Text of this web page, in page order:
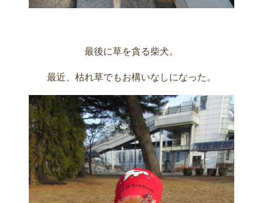
最後に草を貪る柴犬。
最近、枯れ草でもお構いなしになった。